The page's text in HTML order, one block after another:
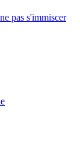
pas s'immiscer